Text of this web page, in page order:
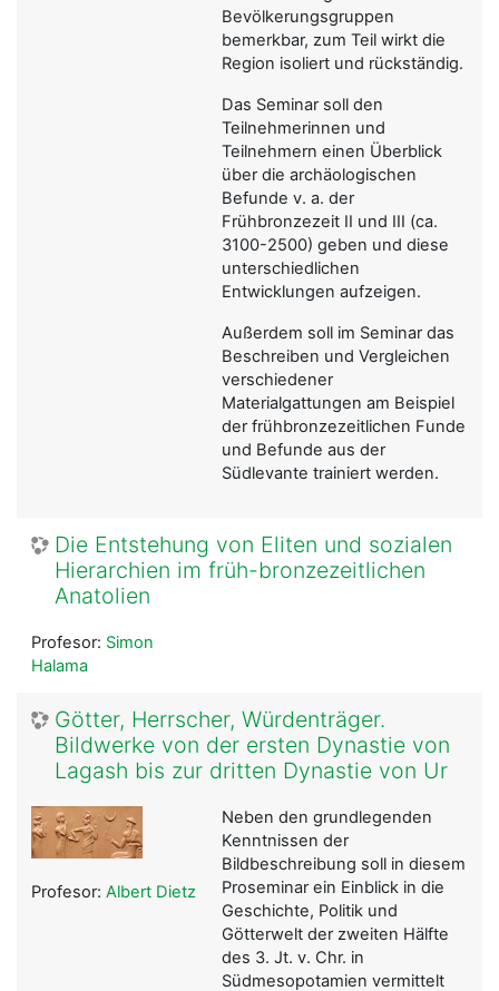
Bevölkerungsgruppen
bemerkbar, zum Teil wirkt die
Region isoliert und rückständig.
Das Seminar soll den
Teilnehmerinnen und
Teilnehmern einen Überblick
über die archäologischen
Befunde v. a. der
Frühbronzezeit II und III (ca.
3100-2500) geben und diese
unterschiedlichen
Entwicklungen aufzeigen.
Außerdem soll im Seminar das
Beschreiben und Vergleichen
verschiedener
Materialgattungen am Beispiel
der frühbronzezeitlichen Funde
und Befunde aus der
Südlevante trainiert werden.
Die Entstehung von Eliten und sozialen
Hierarchien im früh-bronzezeitlichen
Anatolien
Profesor: Simon
Halama
Götter, Herrscher, Würdenträger.
Bildwerke von der ersten Dynastie von
Lagash bis zur dritten Dynastie von Ur
Neben den grundlegenden
Kenntnissen der
Bildbeschreibung soll in diesem
Proseminar ein Einblick in die
Geschichte, Politik und
Götterwelt der zweiten Hälfte
des 3. Jt. v. Chr. in
Südmesopotamien vermittelt
Profesor: Albert Dietz